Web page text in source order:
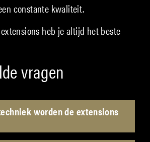
constante kwaliteit.
heb je altijd het beste
vragen
worden de extensions